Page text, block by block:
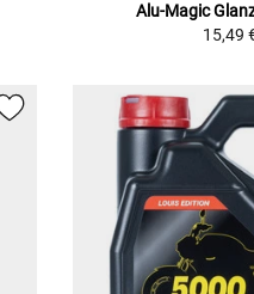
Alu-Magic
15,49